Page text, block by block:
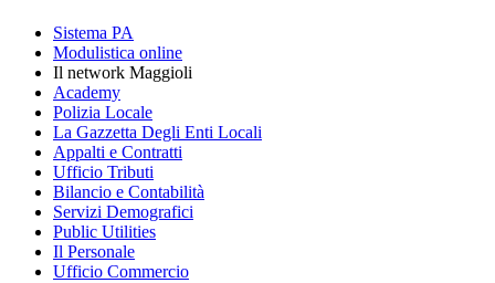
Sistema PA
Modulistica online
Il network Maggioli
Academy
Polizia Locale
La Gazzetta Degli Enti Locali
Appalti e Contratti
Ufficio Tributi
Bilancio e Contabilità
Servizi Demografici
Public Utilities
Il Personale
Ufficio Commercio